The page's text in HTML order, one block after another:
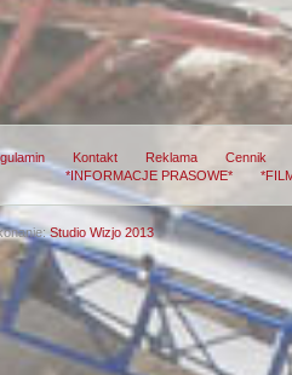
Kontakt Reklama
Cennik
*INFORMACJE PRASOWE*
Studio Wizjo 2013